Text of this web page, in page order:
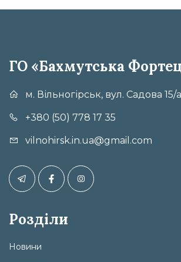
ГО «Бахмутська
м. Вільногірськ, вул. Садова 15/а
+380 (50) 778 17 35
vilnohirsk.in.ua@gmail.com
Розділи
Новини